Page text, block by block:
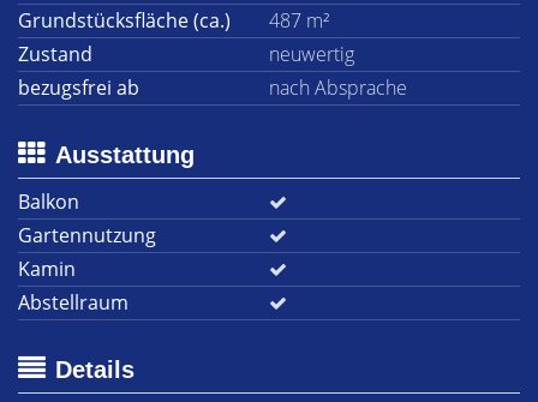
Grundstücksfläche (ca.)
487 m²
Zustand
neuwertig
bezugsfrei ab
nach Absprache
Ausstattung
Balkon
Gartennutzung
Kamin
Abstellraum
Details